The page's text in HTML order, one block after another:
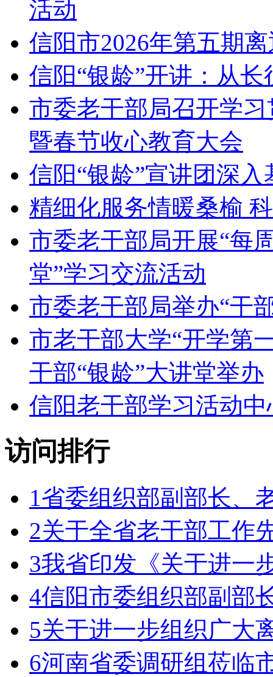
活动
信阳市2026年第五期
信阳“银龄”开讲：从
市委老干部局召开学
暨春节收心教育大会
信阳“银龄”宣讲团深
精细化服务情暖桑榆
市委老干部局开展“每
堂”学习交流活动
市委老干部局举办“干
市老干部大学“开学第
干部“银龄”大讲堂举办
信阳老干部学习活动
访问排行
1省委组织部副部长、
2关于全省老干部工作
3我省印发《关于进一
4信阳市委组织部副部
5关于进一步组织广大
6河南省委调研组莅临